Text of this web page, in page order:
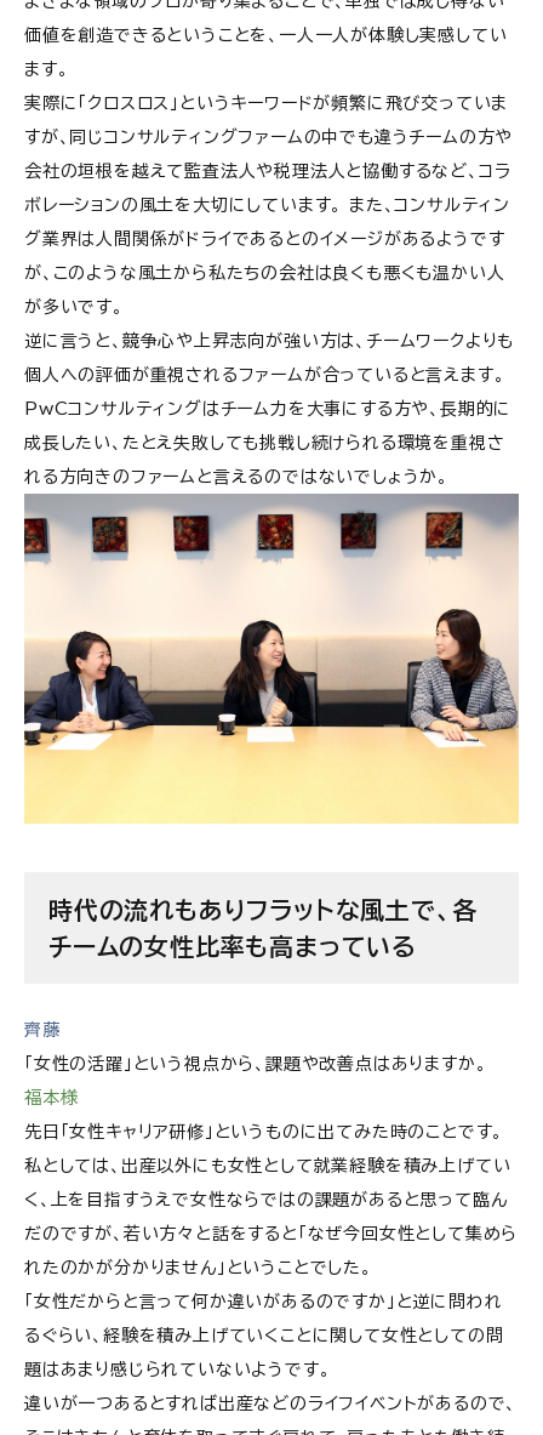
価値を創造できるということを、一人一人が体験し実感してい
ます。
実際に「クロスロス」というキーワードが頻繁に飛び交っていま
すが、同じコンサルティングファームの中でも違うチームの方や
会社の垣根を越えて監査法人や税理法人と協働するなど、コラ
ボレーションの風土を大切にしています。 また、コンサルティン
グ業界は人間関係がドライであるとのイメージがあるようです
が、このような風土から私たちの会社は良くも悪くも温かい人
が多いです。
逆に言うと、競争心や上昇志向が強い方は、チームワークよりも
個人への評価が重視されるファームが合っていると言えます。
PwCコンサルティングはチーム力を大事にする方や、長期的に
成長したい、たとえ失敗しても挑戦し続けられる環境を重視さ
れる方向きのファームと言えるのではないでしょうか。
時代の流れもありフラットな風土で、各
チームの女性比率も高まっている
齊藤
「女性の活躍」という視点から、課題や改善点はありますか。
福本様
先日「女性キャリア研修」というものに出てみた時のことです。
私としては、出産以外にも女性として就業経験を積み上げてい
く、上を目指すうえで女性ならではの課題があると思って臨ん
だのですが、若い方々と話をすると「なぜ今回女性として集めら
れたのかが分かりません」ということでした。
「女性だからと言って何か違いがあるのですか」と逆に問われ
るぐらい、経験を積み上げていくことに関して女性としての問
題はあまり感じられていないようです。
違いが一つあるとすれば出産などのライフイベントがあるので、